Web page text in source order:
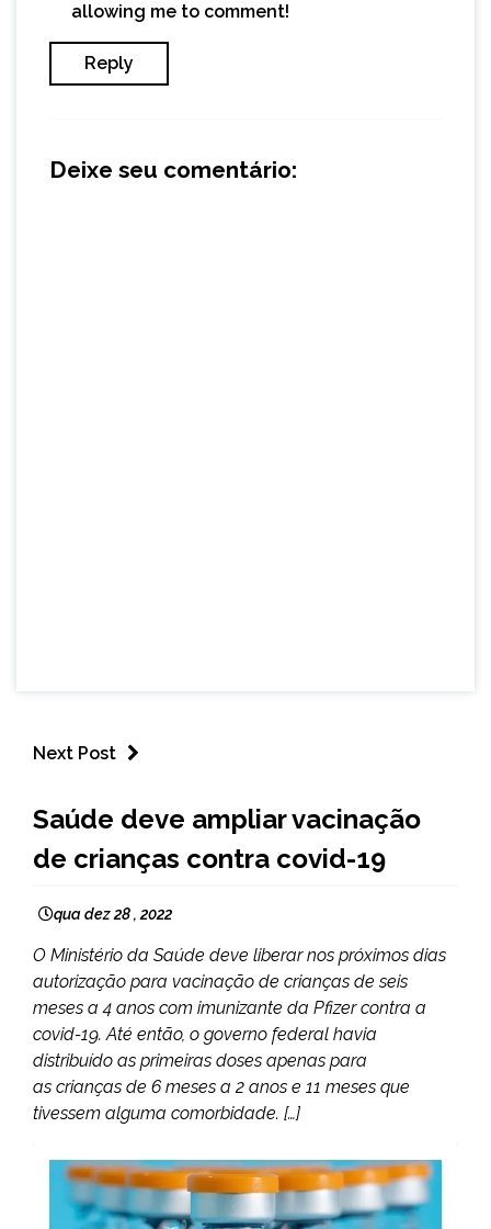
allowing me to comment!
Reply
Deixe seu comentário:
Next Post
NOTÍCIAS
Saúde deve ampliar vacinação
de crianças contra covid-19
qua dez 28 , 2022
O Ministério da Saúde deve liberar nos próximos dias
autorização para vacinação de crianças de seis
meses a 4 anos com imunizante da Pfizer contra a
covid-19. Até então, o governo federal havia
distribuído as primeiras doses apenas para
as crianças de 6 meses a 2 anos e 11 meses que
tivessem alguma comorbidade. […]